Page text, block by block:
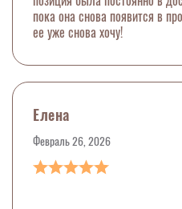
пока она снова появится в
ее уже снова хочу!
Елена
Февраль 26, 2026